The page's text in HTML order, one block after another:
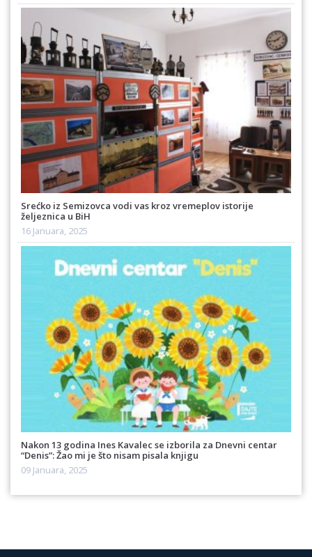
Srećko iz Semizovca vodi vas kroz vremeplov istorije
željeznica u BiH
16 Januara, 2025
Nakon 13 godina Ines Kavalec se izborila za Dnevni centar
“Denis”: Žao mi je što nisam pisala knjigu
09 Januara, 2025